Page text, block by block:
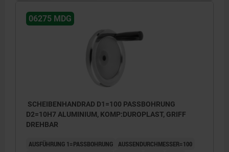
06275 MDG
SCHEIBENHANDRAD D1=100 PASSBOHRUNG
D2=10H7 ALUMINIUM, KOMP:DUROPLAST, GRIFF
DREHBAR
AUSFÜHRUNG 1=PASSBOHRUNG AUSSENDURCHMESSER=100